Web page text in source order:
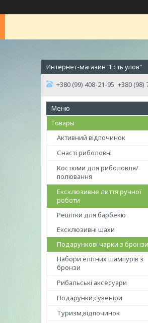
Интернет-магазин "Есть улов"
+380 (99) 408-21-95 +380 (98)
Товары
Активний відпочинок
Снасті риболовні
Костюми для риболовля/
полювання
Ексклюзивне лиття ручної
роботи
Решітки для барбекю
Ексклюзивні шахи
Подарункові чарки з бронзи
Набори елітних шампурів з
бронзи
Рибальські аксесуари
Подарунки,сувеніри
Туризм,відпочинок